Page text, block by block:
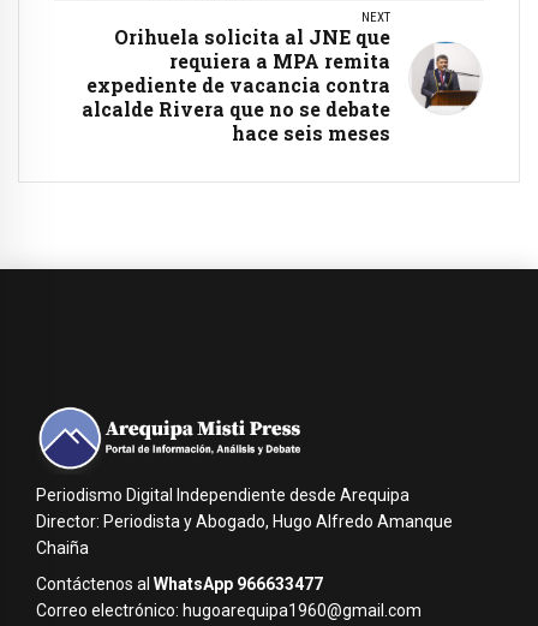
NEXT
Orihuela solicita al JNE que
requiera a MPA remita
expediente de vacancia contra
alcalde Rivera que no se debate
hace seis meses
Periodismo Digital Independiente desde Arequipa
Director: Periodista y Abogado, Hugo Alfredo Amanque
Chaiña
Contáctenos al WhatsApp 966633477
Correo electrónico: hugoarequipa1960@gmail.com